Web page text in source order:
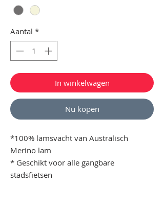
Aantal *
In winkelwagen
Nu kopen
*100% lamsvacht van Australisch
Merino lam
* Geschikt voor alle gangbare
stadsfietsen